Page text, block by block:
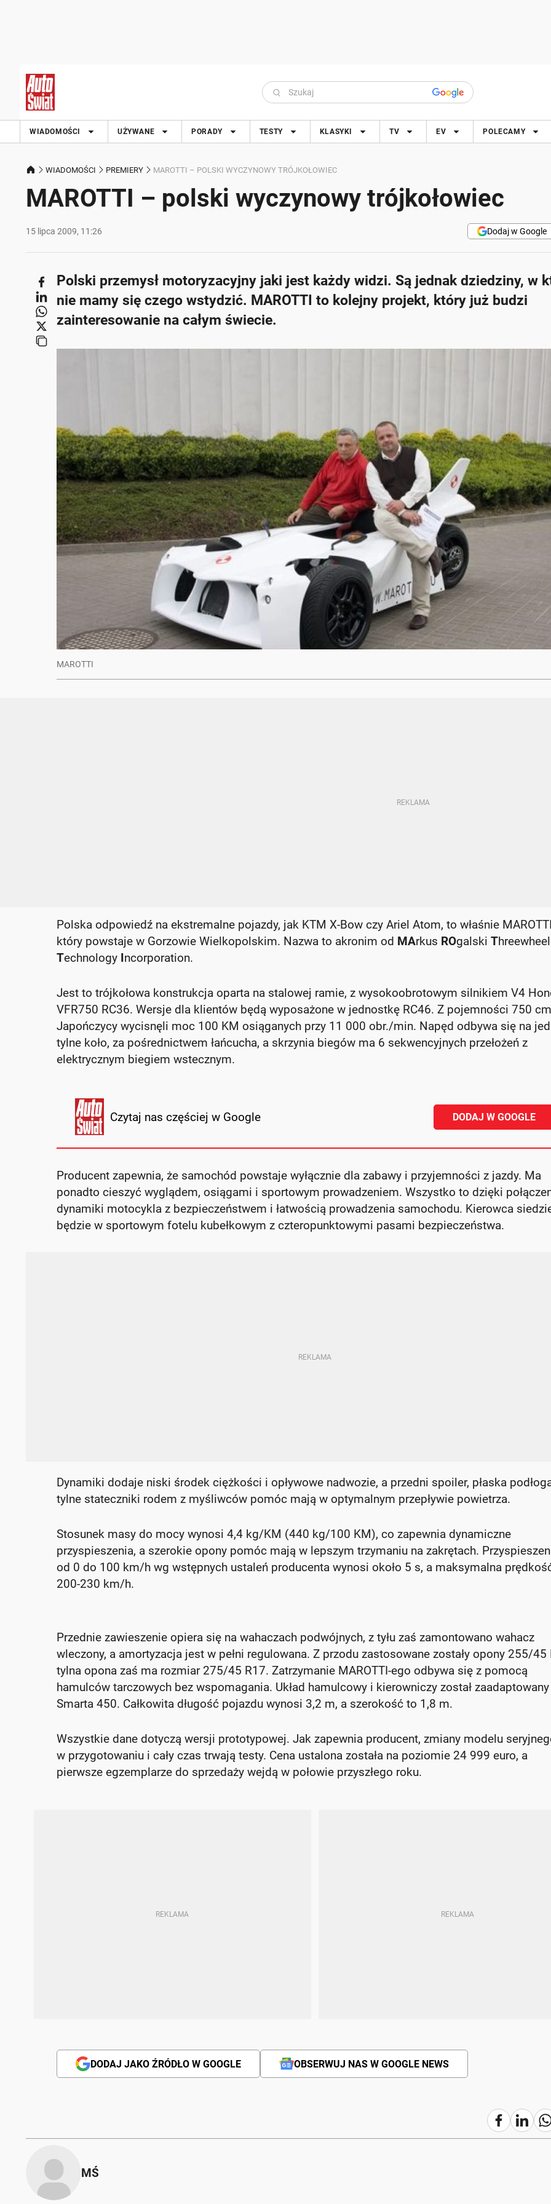
WIADOMOŚCI UŻYWANE PORADY TESTY KLASYKI TV EV POLECAMY
WIADOMOŚCI PREMIERY MAROTTI – POLSKI WYCZYNOWY TRÓJKOŁOWIEC
MAROTTI – polski wyczynowy trójkołowiec
15 lipca 2009, 11:26 Dodaj w Google
Polski przemysł motoryzacyjny jaki jest każdy widzi. Są jednak dziedziny, w
nie mamy się czego wstydzić. MAROTTI to kolejny projekt, który już budzi
zainteresowanie na całym świecie.
MAROTTI
Polska odpowiedź na ekstremalne pojazdy, jak KTM X-Bow czy Ariel Atom, to właśnie
który powstaje w Gorzowie Wielkopolskim. Nazwa to akronim od MArkus ROgalski T
Technology Incorporation.
Jest to trójkołowa konstrukcja oparta na stalowej ramie, z wysokoobrotowym silnikiem V4
VFR750 RC36. Wersje dla klientów będą wyposażone w jednostkę RC46. Z pojemności 750
Japończycy wycisnęli moc 100 KM osiąganych przy 11 000 obr./min. Napęd odbywa się na
tylne koło, za pośrednictwem łańcucha, a skrzynia biegów ma 6 sekwencyjnych przełożeń z
elektrycznym biegiem wstecznym.
Czytaj nas częściej w Google DODAJ W GOOGLE
Producent zapewnia, że samochód powstaje wyłącznie dla zabawy i przyjemności z jazdy. Ma
ponadto cieszyć wyglądem, osiągami i sportowym prowadzeniem. Wszystko to dzięki
dynamiki motocykla z bezpieczeństwem i łatwością prowadzenia samochodu. Kierowca
będzie w sportowym fotelu kubełkowym z czteropunktowymi pasami bezpieczeństwa.
Dynamiki dodaje niski środek ciężkości i opływowe nadwozie, a przedni spoiler, płaska
tylne stateczniki rodem z myśliwców pomóc mają w optymalnym przepływie powietrza.
Stosunek masy do mocy wynosi 4,4 kg/KM (440 kg/100 KM), co zapewnia dynamiczne
przyspieszenia, a szerokie opony pomóc mają w lepszym trzymaniu na zakrętach.
od 0 do 100 km/h wg wstępnych ustaleń producenta wynosi około 5 s, a maksymalna
200-230 km/h.
Przednie zawieszenie opiera się na wahaczach podwójnych, z tyłu zaś zamontowano wahacz
wleczony, a amortyzacja jest w pełni regulowana. Z przodu zastosowane zostały opony 255/45
tylna opona zaś ma rozmiar 275/45 R17. Zatrzymanie MAROTTI-ego odbywa się z pomocą
hamulców tarczowych bez wspomagania. Układ hamulcowy i kierowniczy został
Smarta 450. Całkowita długość pojazdu wynosi 3,2 m, a szerokość to 1,8 m.
Wszystkie dane dotyczą wersji prototypowej. Jak zapewnia producent, zmiany modelu
w przygotowaniu i cały czas trwają testy. Cena ustalona została na poziomie 24 999 euro, a
pierwsze egzemplarze do sprzedaży wejdą w połowie przyszłego roku.
DODAJ JAKO ŹRÓDŁO W GOOGLE OBSERWUJ NAS W GOOGLE NEWS
MŚ